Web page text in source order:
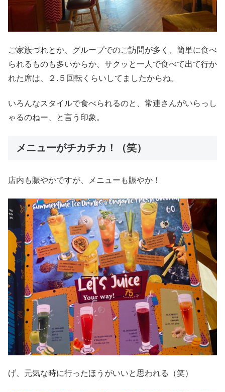
ご家族づれとか、グループでのご訪問が多く、簡単に食べ
られるものも多いからか、サクッと一人で食べて出て行か
れた席は、２.５回転くらいしてましたからね。
いろんなスタイルで食べられるのと、常連さんがいらっし
ゃるのねー、と言う印象。
メニューがチカチカ！（笑）
店内も賑やかですが、メニューも賑やか！
げ、元気な時に行ったほうがいいと思われる（笑）